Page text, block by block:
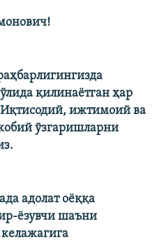
қилинаётган ҳар
ижтимоий ва
ўзгаришларни
адолат оёққа
ёзувчи шаъни